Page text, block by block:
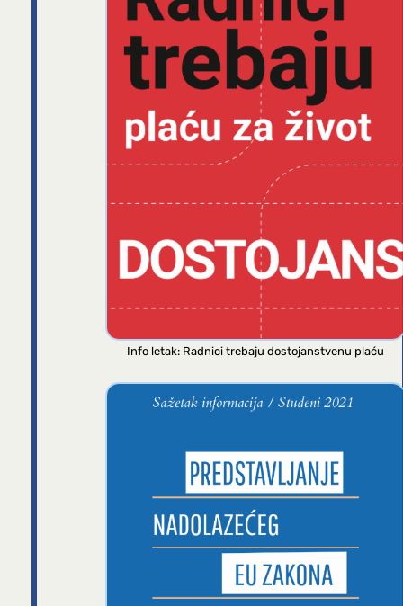
Info letak: Radnici trebaju dostojanstvenu plaću